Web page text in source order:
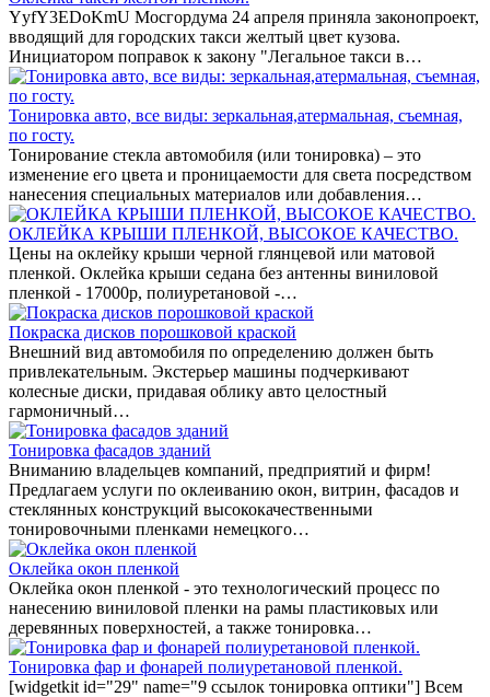
YyfY3EDoKmU Мосгордума 24 апреля приняла законопроект,
вводящий для городских такси желтый цвет кузова.
Инициатором поправок к закону "Легальное такси в…
Тонировка авто, все виды: зеркальная,атермальная, съемная,
по госту.
Тонирование стекла автомобиля (или тонировка) – это
изменение его цвета и проницаемости для света посредством
нанесения специальных материалов или добавления…
ОКЛЕЙКА КРЫШИ ПЛЕНКОЙ, ВЫСОКОЕ КАЧЕСТВО.
Цены на оклейку крыши черной глянцевой или матовой
пленкой. Оклейка крыши седана без антенны виниловой
пленкой - 17000р, полиуретановой -…
Покраска дисков порошковой краской
Внешний вид автомобиля по определению должен быть
привлекательным. Экстерьер машины подчеркивают
колесные диски, придавая облику авто целостный
гармоничный…
Тонировка фасадов зданий
Вниманию владельцев компаний, предприятий и фирм!
Предлагаем услуги по оклеиванию окон, витрин, фасадов и
стеклянных конструкций высококачественными
тонировочными пленками немецкого…
Оклейка окон пленкой
Оклейка окон пленкой - это технологический процесс по
нанесению виниловой пленки на рамы пластиковых или
деревянных поверхностей, а также тонировка…
Тонировка фар и фонарей полиуретановой пленкой.
[widgetkit id="29" name="9 ссылок тонировка оптики"] Всем